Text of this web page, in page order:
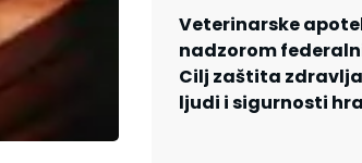
Veterinarske
nadzorom
Cilj zaštita
ljudi i sigurnosti